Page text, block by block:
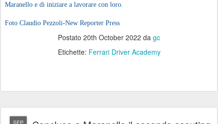
Maranello e di iniziare a lavorare con loro.
Foto Claudio Pezzoli-New Reporter Press
Postato 20th October 2022 da gc
Etichette: Ferrari Driver Academy
SEP